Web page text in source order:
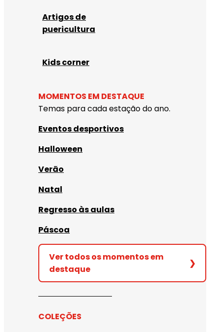
Artigos de
puericultura
Kids corner
MOMENTOS EM DESTAQUE
Temas para cada estação do ano.
Eventos desportivos
Halloween
Verão
Natal
Regresso às aulas
Páscoa
Ver todos os momentos em
destaque
❯
COLEÇÕES